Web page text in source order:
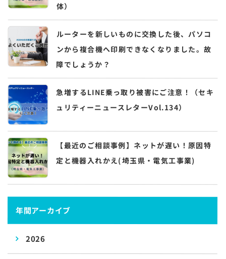
体）
ルーターを新しいものに交換した後、パソコ
ンから複合機へ印刷できなくなりました。故
障でしょうか？
急増するLINE乗っ取り被害にご注意！（セキ
ュリティーニュースレターVol.134）
【最近のご相談事例】ネットが遅い！原因特
定と機器入れかえ(埼玉県・電気工事業)
年間アーカイブ
2026